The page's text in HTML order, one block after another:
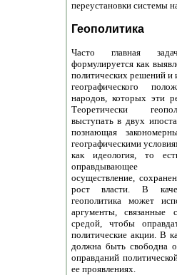
переустановки системы
Геополитика
Часто главная
формулируется как
политических решений и
географического
народов, которых эти
Теоретически
выступать в двух
познающая
географическими
как идеология, то
оправдывающее
осуществление,
рост власти. В
геополитика может
аргументы, связанные
средой, чтобы
политические акции. В
должна быть свободна
оправданий
ее проявлениях.